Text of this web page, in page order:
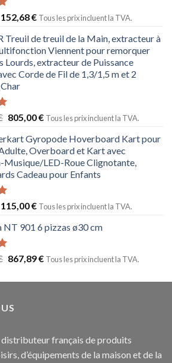
152,68€ Tous les prix incluent la TVA.
Treuil de treuil de la Main, extracteur à
Viennent pour remorquer
Lourds, extracteur de Puissance
Corde de Fil de 1,3/1,5 m et 2
805,00€ Tous les prix incluent la TVA.
Gyropode Hoverboard Kart pour
Overboard et Kart avec
LED-Roue Clignotante,
Cadeau pour Enfants
115,00€ Tous les prix incluent la TVA.
NT 901 6 pizzas ø30 cm
867,89€ Tous les prix incluent la TVA.
distributeur français de produits
d’équipements de la maison et de la